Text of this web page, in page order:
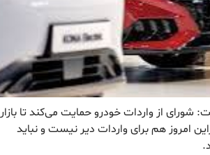
از واردات خودرو حمایت می‌کند تا بازار
امروز هم برای واردات دیر نیست و نباید